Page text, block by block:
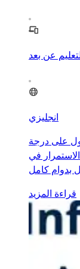
عن بعد
انجليزي
على درجة
في
قراءة المزيد